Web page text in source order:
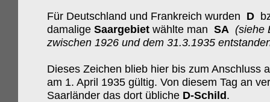
Für Deutschland und Frankreich wurden D
damalige Saargebiet wählte man SA (siehe
zwischen 1926 und dem 31.3.1935
Dieses Zeichen blieb hier bis zum Anschluss
am 1. April 1935 gültig. Von diesem Tag an
Saarländer das dort übliche D-Schild .